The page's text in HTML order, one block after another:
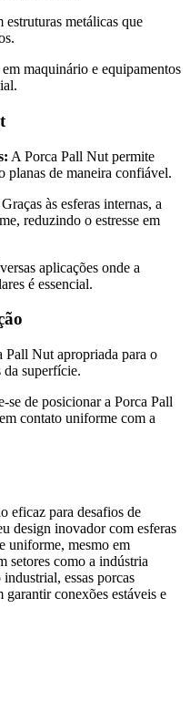
estruturas metálicas que
em maquinário e equipamentos
A Porca Pall Nut permite
planas de maneira confiável.
às esferas internas, a
reduzindo o estresse em
aplicações onde a
é essencial.
Pall Nut apropriada para o
da superfície.
se de posicionar a Porca Pall
contato uniforme com a
eficaz para desafios de
design inovador com esferas
uniforme, mesmo em
setores como a indústria
essas porcas
garantir conexões estáveis e